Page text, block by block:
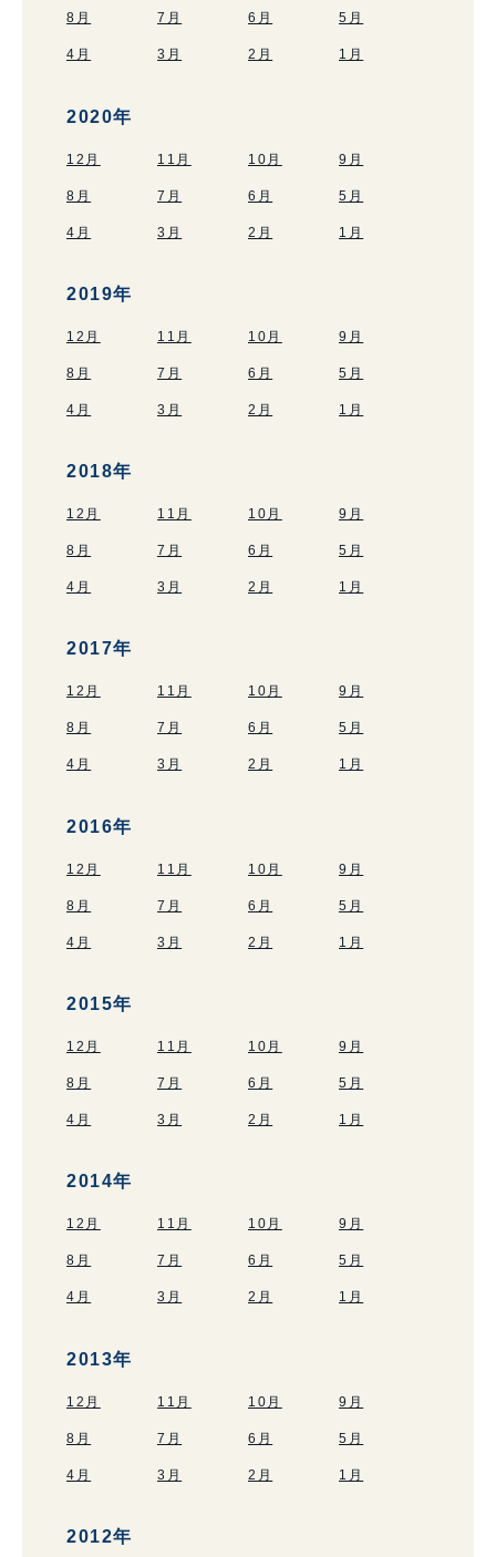
8月 7月 6月 5月
4月 3月 2月 1月
2020年
12月 11月 10月 9月
8月 7月 6月 5月
4月 3月 2月 1月
2019年
12月 11月 10月 9月
8月 7月 6月 5月
4月 3月 2月 1月
2018年
12月 11月 10月 9月
8月 7月 6月 5月
4月 3月 2月 1月
2017年
12月 11月 10月 9月
8月 7月 6月 5月
4月 3月 2月 1月
2016年
12月 11月 10月 9月
8月 7月 6月 5月
4月 3月 2月 1月
2015年
12月 11月 10月 9月
8月 7月 6月 5月
4月 3月 2月 1月
2014年
12月 11月 10月 9月
8月 7月 6月 5月
4月 3月 2月 1月
2013年
12月 11月 10月 9月
8月 7月 6月 5月
4月 3月 2月 1月
2012年